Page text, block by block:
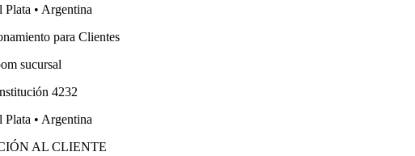
Plata • Argentina
para Clientes
sucursal
4232
Plata • Argentina
AL CLIENTE